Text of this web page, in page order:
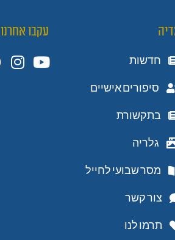
חדשות
סיפורים אישיים
בתקשורת
גלריה
מסר שבועי לחייל
צור קשר
תרמו לנו
עקבו אחרנו